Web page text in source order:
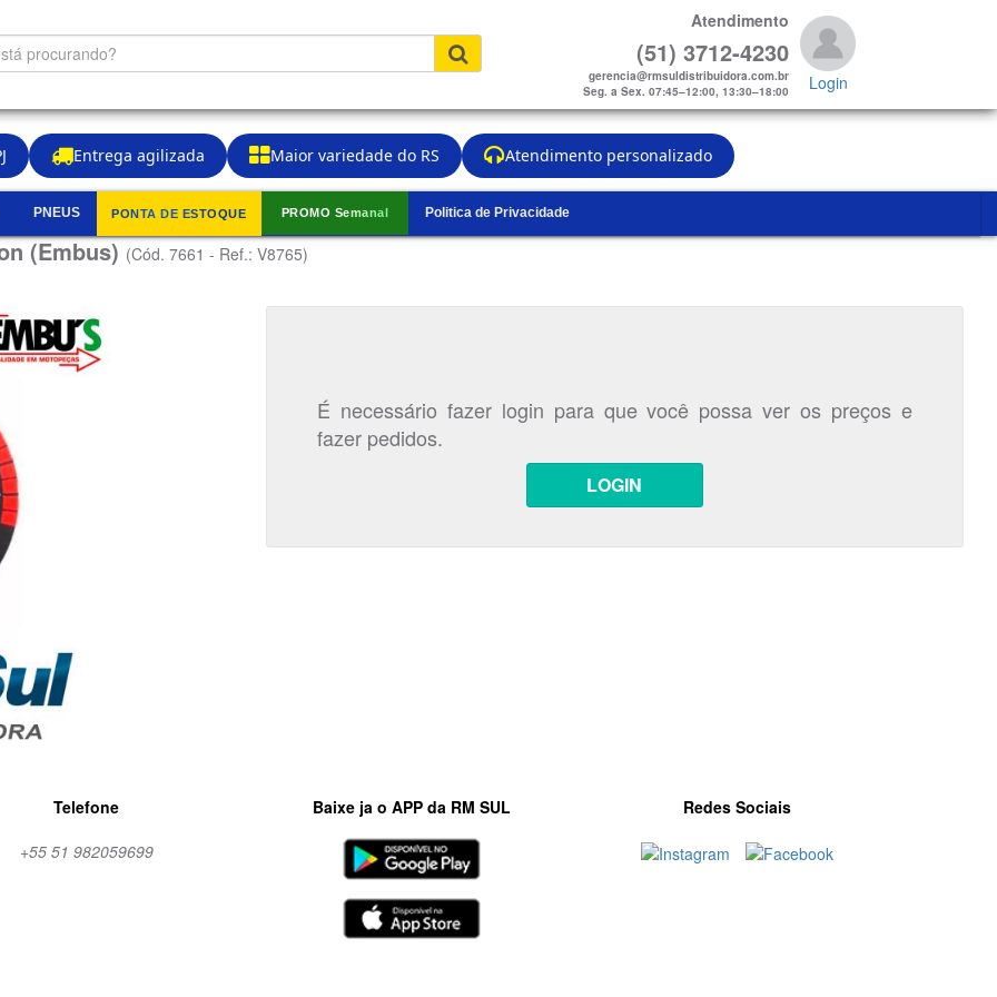
Entrega agilizada Maior variedade do RS Atendimento personalizado
Atendimento
(51) 3712-4230
gerencia@rmsuldistribuidora.com.br
Seg. a Sex. 07:45–12:00, 13:30–18:00
Login
PNEUS PONTA DE ESTOQUE PROMO Semanal Politica de Privacidade
(Embus)(Cód. 7661 - Ref.: V8765)
É necessário fazer login para que você possa ver os preços e
fazer pedidos.
LOGIN
Telefone
+55 51 982059699
Baixe ja o APP da RM SUL Redes Sociais